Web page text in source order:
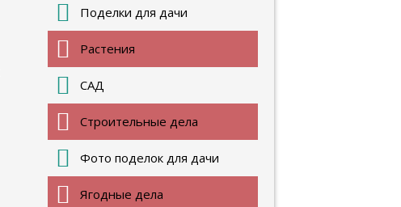
Поделки для дачи
Растения
САД
Строительные дела
Фото поделок для дачи
Ягодные дела